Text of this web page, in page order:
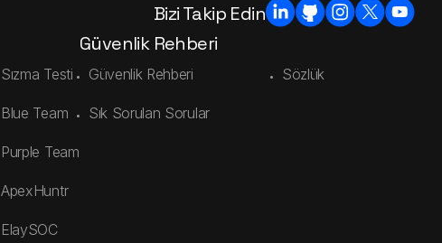
Bizi Takip Edin
Sızma Testi
Blue Team
Purple Team
ApexHuntr
ElaySOC
Güvenlik Rehberi
Güvenlik Rehberi Sözlük
Sık Sorulan Sorular